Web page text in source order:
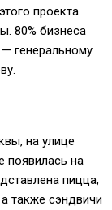
проекта
80% бизнеса
— генеральному
на улице
появилась на
пицца,
также сэндвичи